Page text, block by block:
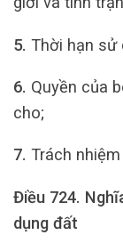
5. Thời hạn sử
6. Quyền của
cho;
7. Trách
Điều 724.
dụng đất